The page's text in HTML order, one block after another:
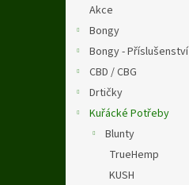
Akce
Bongy
Bongy - Příslušenství
CBD / CBG
Drtičky
Kuřácké Potřeby
Blunty
TrueHemp
KUSH